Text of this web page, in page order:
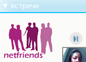
▼ встречи